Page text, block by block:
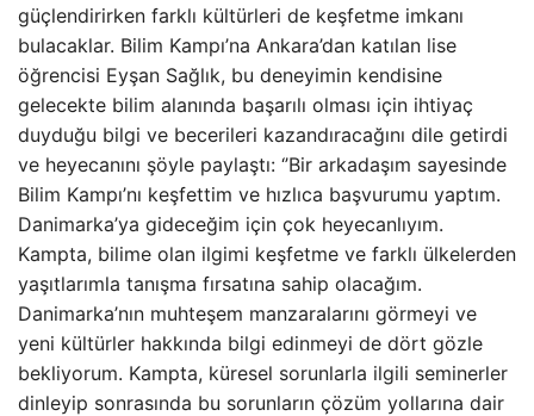
güçlendirirken farklı kültürleri de keşfetme imkanı
bulacaklar. Bilim Kampı’na Ankara’dan katılan lise
öğrencisi Eyşan Sağlık, bu deneyimin kendisine
gelecekte bilim alanında başarılı olması için ihtiyaç
duyduğu bilgi ve becerileri kazandıracağını dile getirdi
ve heyecanını şöyle paylaştı: ‘’Bir arkadaşım sayesinde
Bilim Kampı’nı keşfettim ve hızlıca başvurumu yaptım.
Danimarka’ya gideceğim için çok heyecanlıyım.
Kampta, bilime olan ilgimi keşfetme ve farklı ülkelerden
yaşıtlarımla tanışma fırsatına sahip olacağım.
Danimarka’nın muhteşem manzaralarını görmeyi ve
yeni kültürler hakkında bilgi edinmeyi de dört gözle
bekliyorum. Kampta, küresel sorunlarla ilgili seminerler
dinleyip sonrasında bu sorunların çözüm yollarına dair